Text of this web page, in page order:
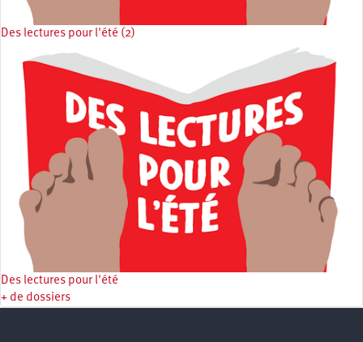
Des lectures pour l'été (2)
Des lectures pour l'été
+ de dossiers